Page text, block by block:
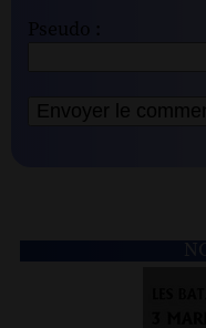
Pseudo :